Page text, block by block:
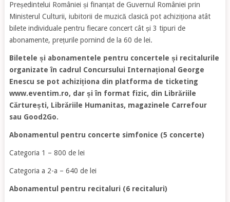
Președintelui României și finanțat de Guvernul României prin
Ministerul Culturii, iubitorii de muzică clasică pot achiziționa atât
bilete individuale pentru fiecare concert cât și 3 tipuri de
abonamente, prețurile pornind de la 60 de lei.
Biletele și abonamentele pentru concertele și recitalurile
organizate în cadrul Concursului Internațional George
Enescu se pot achiziționa din platforma de ticketing
www.eventim.ro, dar și în format fizic, din Librăriile
Cărturești, Librăriile Humanitas, magazinele Carrefour
sau Good2Go.
Abonamentul pentru concerte simfonice (5 concerte)
Categoria 1 – 800 de lei
Categoria a 2-a – 640 de lei
Abonamentul pentru recitaluri (6 recitaluri)